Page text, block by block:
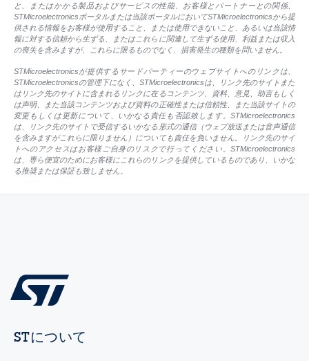
と、またはかかる製品およびサービスの性能、お客様とパートナーとの関係、
STMicroelectronicsポータルまたは当該ポータルにおいてSTMicroelectronicsから提
供される情報をお客様が使用すること、または使用できないこと、あるいは当該情
報に対する信頼から生ずる、またはこれらに関連して生ずる使用、利益または収入
の喪失を含みますが、これらに限るものでなく、損害発生の種類を問いません。
STMicroelectronicsが提供するサードパーティーのウェブサイトへのリンクは、
STMicroelectronicsの管理下になく、STMicroelectronicsは、リンク先のサイトまた
はリンク先のサイトに含まれるリンクに在るコンテンツ、資料、意見、助言もしく
は声明、また当該コンテンツおよび資料の正確性または信頼性、また当該サイトの
変更もしくは更新について、いかなる責任も否認致します。STMicroelectronics
は、リンク先のサイトで受信するいかなる形式の通信（ウェブ放送または音声通信
を含みますがこれらに限りません）についても責任を負いません。リンク先のサイ
トへのアクセスはお客様ご自身のリスクで行ってください。STMicroelectronics
は、専ら便宜のためにお客様にこれらのリンクを提供しているものであり、いかな
る推奨または保証も致しません。
STについて